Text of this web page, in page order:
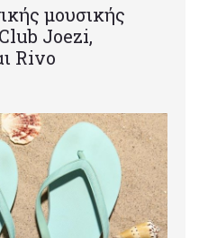
μουσικής
Joezi,
Rivo